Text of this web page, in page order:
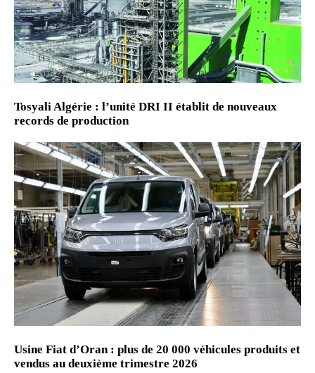
Tosyali Algérie : l’unité DRI II établit de nouveaux
records de production
Usine Fiat d’Oran : plus de 20 000 véhicules produits et
vendus au deuxième trimestre 2026